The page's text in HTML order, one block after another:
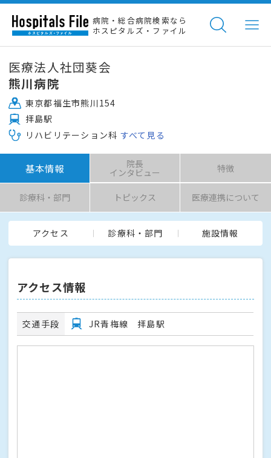
病院・総合病院検索なら
ホスピタルズ・ファイル
医療法人社団葵会
熊川病院
東京都福生市熊川154
拝島駅
リハビリテーション科 すべて見る
基本情報 院長
インタビュー 特徴
診療科・部門 トピックス 医療連携について
アクセス 診療科・部門 施設情報
アクセス情報
交通手段 JR青梅線 拝島駅